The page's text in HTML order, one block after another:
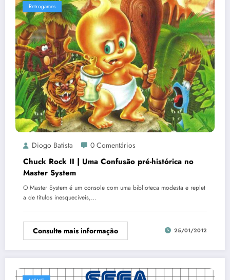
Retrogames
Diogo Batista 0 Comentários
Chuck Rock II | Uma Confusão pré-histórica no
Master System
O Master System é um console com uma biblioteca modesta e replet
a de títulos inesquecíveis,…
Consulte mais informação 25/01/2012